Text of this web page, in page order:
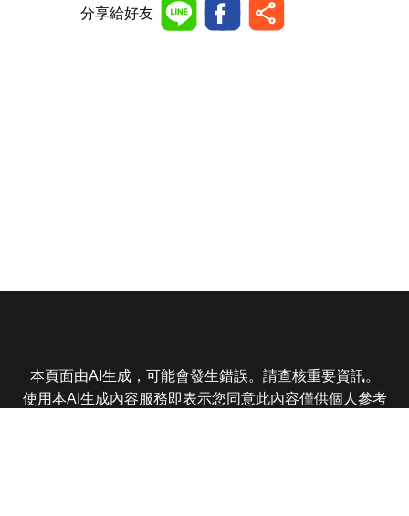
分享給好友
本頁面由AI生成，可能會發生錯誤。請查核重要資訊。
使用本AI生成內容服務即表示您同意此內容僅供個人參考